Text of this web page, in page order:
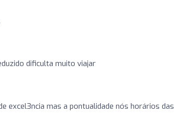
dificulta muito viajar
excel3ncia mas a pontualidade nós horários das